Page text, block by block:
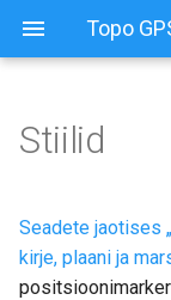
Topo
Kaart
Rekord, plaan ja
Stiilid
Seadete jaotises
kirje, plaani ja